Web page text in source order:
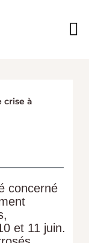
crise à
concerné
et 11 juin.